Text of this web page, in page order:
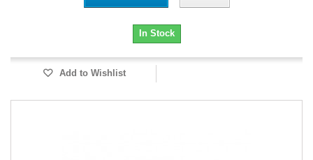
In Stock
Add to Wishlist